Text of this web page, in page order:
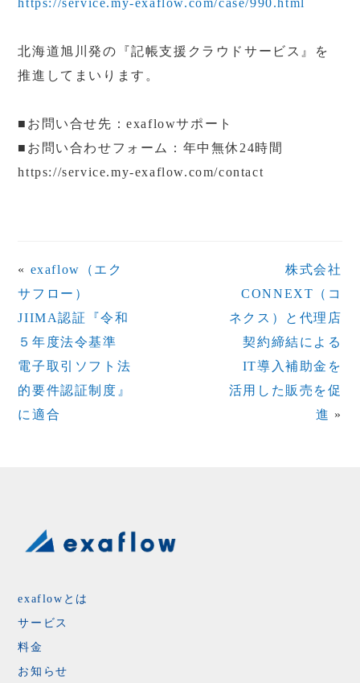
https://service.my-exaflow.com/case/990.html
北海道旭川発の『記帳支援クラウドサービス』を
推進してまいります。
■お問い合せ先：exaflowサポート
■お問い合わせフォーム：年中無休24時間
https://service.my-exaflow.com/contact
« exaflow（エク
サフロー）
JIIMA認証『令和
５年度法令基準
電子取引ソフト法
的要件認証制度』
に適合
株式会社
CONNEXT（コ
ネクス）と代理店
契約締結による
IT導入補助金を
活用した販売を促
進 »
exaflowとは
サービス
料金
お知らせ